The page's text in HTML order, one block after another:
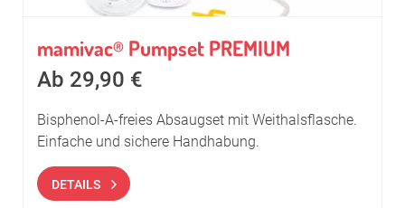
mamivac®Pumpset PREMIUM
Ab 29,90 €
Bisphenol-A-freies Absaugset mit Weithalsflasche.
Einfache und sichere Handhabung.
DETAILS